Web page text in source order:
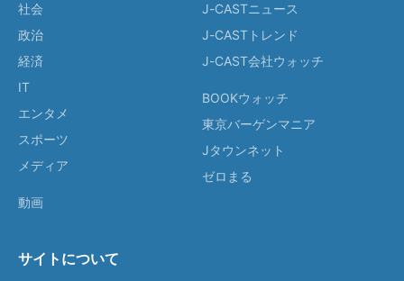
社会
政治
経済
IT
エンタメ
スポーツ
メディア
動画
J-CASTニュース
J-CASTトレンド
J-CAST会社ウォッチ
BOOKウォッチ
東京バーゲンマニア
Jタウンネット
ゼロまる
サイトについて